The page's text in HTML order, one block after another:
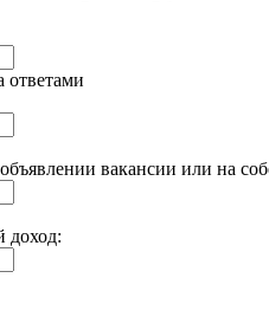
ответами
вакансии или на
доход: